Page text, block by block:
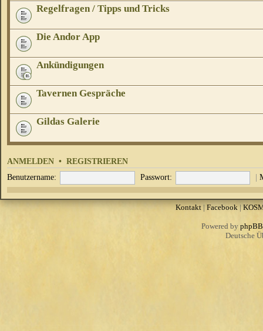
Regelfragen / Tipps und Tricks
Die Andor App
Ankündigungen
Tavernen Gespräche
Gildas Galerie
ANMELDEN • REGISTRIEREN
Benutzername: Passwort: |
Kontakt| Facebook|
Powered by phpBB
Deutsche